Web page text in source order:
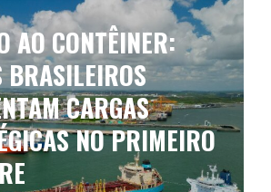
AO CONTÊINER:
BRASILEIROS
CARGAS
NO PRIMEIRO